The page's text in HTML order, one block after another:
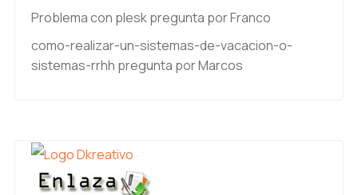
Problema con pleskpregunta por Franco
como-realizar-un-sistemas-de-vacacion-o-
sistemas-rrhh pregunta por Marcos